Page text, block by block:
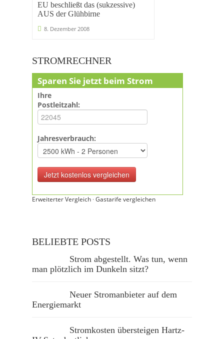
EU beschließt das (sukzessive)
AUS der Glühbirne
8. Dezember 2008
STROMRECHNER
Sparen Sie jetzt beim Strom
Ihre
Postleitzahl:
Jahresverbrauch:
Erweiterter Vergleich ·Gastarife vergleichen
BELIEBTE POSTS
Strom abgestellt. Was tun, wenn
man plötzlich im Dunkeln sitzt?
Neuer Stromanbieter auf dem
Energiemarkt
Stromkosten übersteigen Hartz-